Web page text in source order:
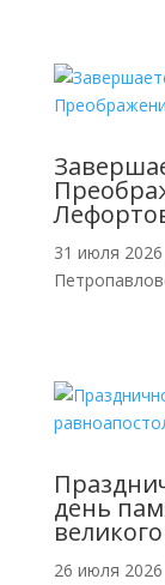
31 июля 2026
день
26 июля 2026